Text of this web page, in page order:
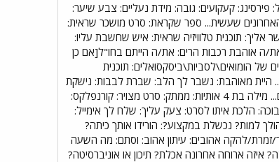
קעקועים: גובה: מידת נעליים: צבע שיער:
שעשית... ספר שקראת: סרט מושכר שראית:
תוכנית טלוויזיה שראית: איש שחשבת עליו:
ה אוהבת רכבות הרים: את/ה הייתם בחו"ל[אם כן
הומואים\לסביות\ביסקסואלים: תוכנית
מאוהבת: נשבר לך הלב: שברת לבבות: נישקת
בנות: נישקת בנים: שכבת עם בנות: שכבת עם בנים: השם שלך הופיע בעיתון: התחרטת על דברים שעשית: דברים מועדפים... מילה בת 4 אותיות: ממתק: סרט מצויר: קורנפלקס:
הלכת איתו לסרט: צעק עליך: שלח לך אימייל:
למות? נכשלת במקצוע?: הורידו אותך כיתה?
זמרת/להקה אהובים: עיתון אהוב: וסתם: מה השעה
איזה ארוחה אחרונה אכלת? תיכון או אוניברסיטה?